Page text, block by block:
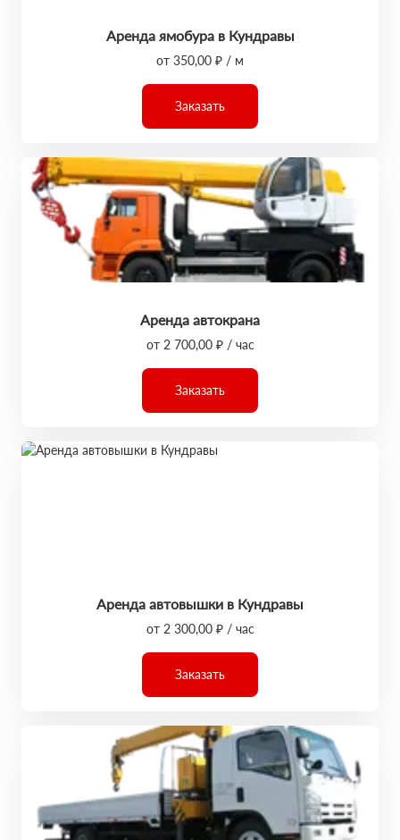
Аренда ямобура в Кундравы
от 350,00 ₽ / м
Заказать
Аренда автокрана
от 2 700,00 ₽ / час
Заказать
Аренда автовышки в Кундравы
от 2 300,00 ₽ / час
Заказать